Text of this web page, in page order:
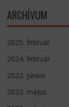
ARCHÍVUM
2025. február
2024. február
2022. június
2022. május